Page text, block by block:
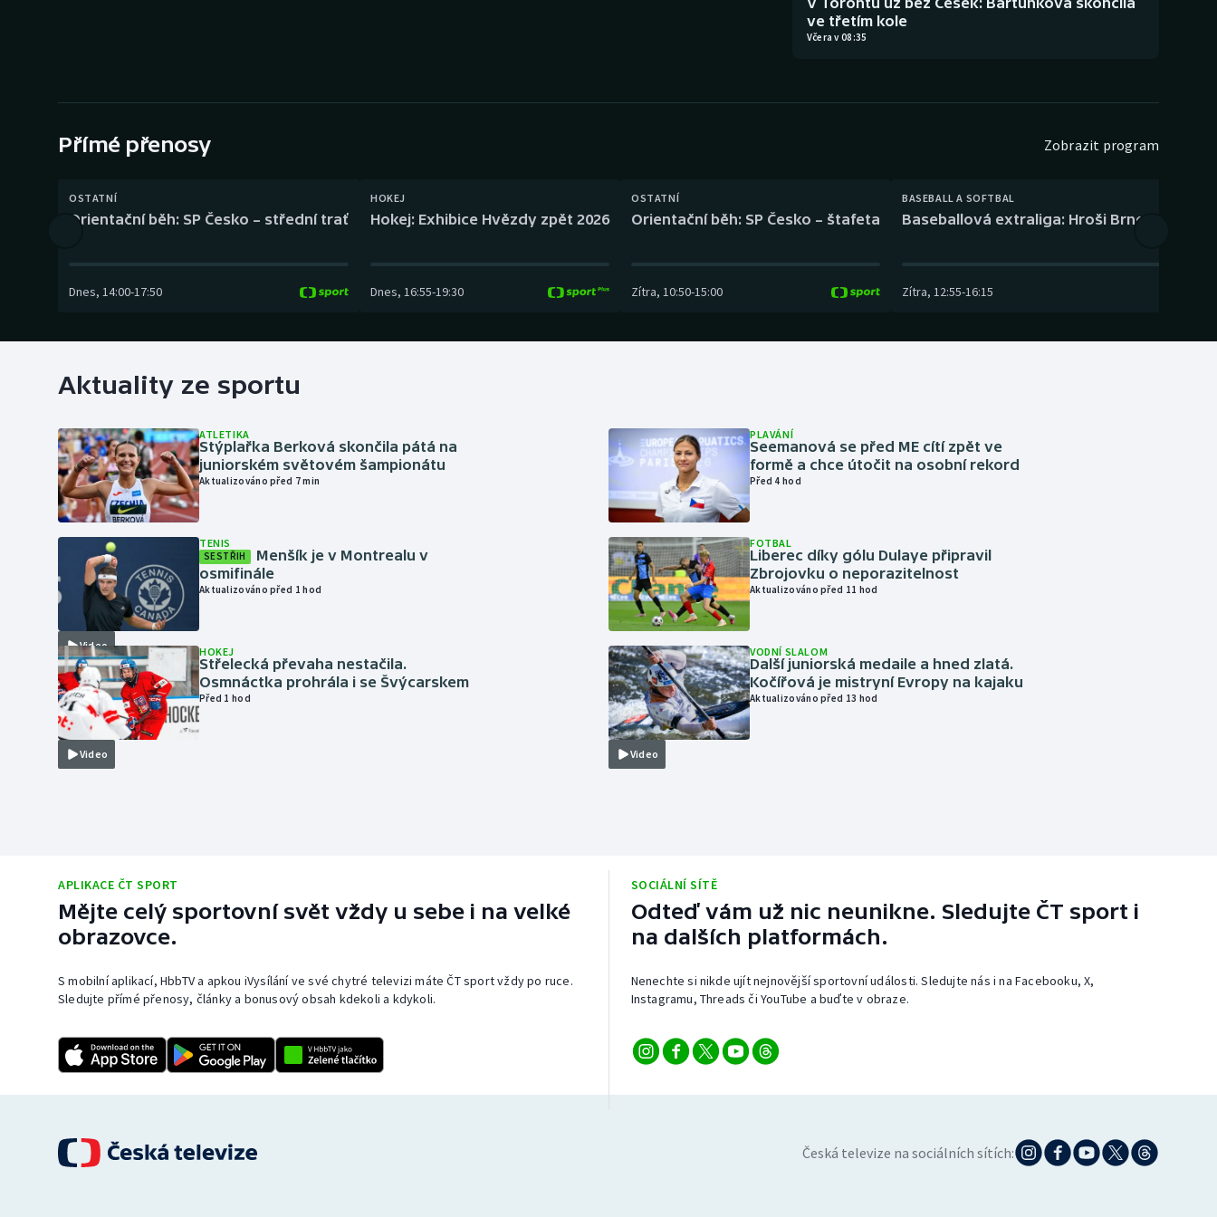
Gymnastika Plážový volejbal
ve třetím kole
Včera v 08:35
Přímé přenosy Zobrazit program
OSTATNÍ
Orientační běh: SP Česko – střední trať
Dnes, 14:00-17:50
HOKEJ
Hokej: Exhibice Hvězdy zpět 2026
Dnes, 16:55-19:30
OSTATNÍ
Orientační běh: SP Česko – štafeta
Zítra, 10:50-15:00
BASEBALL A SOFTBAL
Baseballová extraliga: Hroši Brno – Eagles
Zítra, 12:55-16:15
Aktuality ze sportu
ATLETIKA
Stýplařka Berková skončila pátá na
juniorském světovém šampionátu
Aktualizováno před 7 min
Video
TENIS
SESTŘIH
Menšík je v Montrealu v
osmifinále
Aktualizováno před 1 hod
Video
HOKEJ
Střelecká převaha nestačila.
Osmnáctka prohrála i se Švýcarskem
Před 1 hod
PLAVÁNÍ
Seemanová se před ME cítí zpět ve
formě a chce útočit na osobní rekord
Před 4 hod
FOTBAL
Liberec díky gólu Dulaye připravil
Zbrojovku o neporazitelnost
Aktualizováno před 11 hod
Video
VODNÍ SLALOM
Další juniorská medaile a hned zlatá.
Kočířová je mistryní Evropy na kajaku
Aktualizováno před 13 hod
APLIKACE ČT SPORT
Mějte celý sportovní svět vždy u sebe i na velké
obrazovce.
S mobilní aplikací, HbbTV a apkou iVysílání ve své chytré televizi máte ČT sport vždy po ruce.
Sledujte přímé přenosy, články a bonusový obsah kdekoli a kdykoli.
SOCIÁLNÍ SÍTĚ
Odteď vám už nic neunikne. Sledujte ČT sport i
na dalších platformách.
Nenechte si nikde ujít nejnovější sportovní události. Sledujte nás i na Facebooku, X,
Instagramu, Threads či YouTube a buďte v obraze.
Česká televize na sociálních sítích: